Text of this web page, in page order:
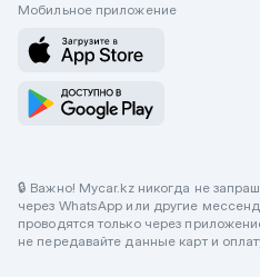
Мобильное приложение
🔒 Важно! Mycar.kz никогда не
через WhatsApp или другие
проводятся только через
не передавайте данные карт и